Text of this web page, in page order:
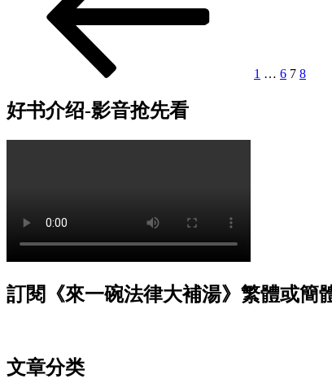
1 … 6 7 8
好书介绍-影音抢先看
訂閱《來一碗法律大補湯》繁體或簡
文章分类